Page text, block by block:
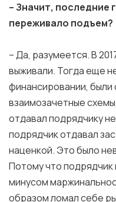
– Значит, последние
переживало подъем?
– Да, разумеется. В
выживали. Тогда еще
финансировании, были
взаимозачетные
отдавал подрядчику
подрядчик отдавал
наценкой. Это было
Потому что подрядчик
минусом
образом ломал себе